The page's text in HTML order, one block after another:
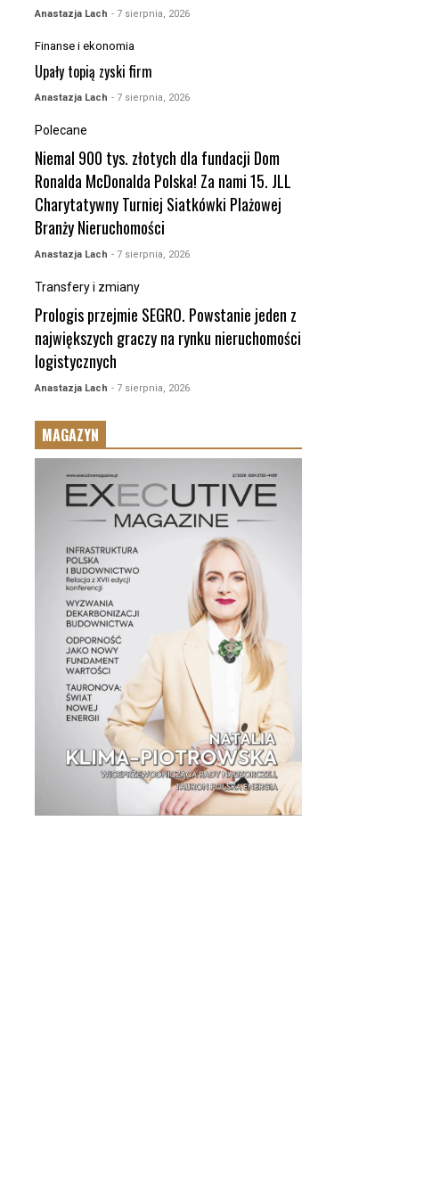
Anastazja Lach - 7 sierpnia, 2026
Finanse i ekonomia
Upały topią zyski firm
Anastazja Lach - 7 sierpnia, 2026
Polecane
Niemal 900 tys. złotych dla fundacji Dom
Ronalda McDonalda Polska! Za nami 15. JLL
Charytatywny Turniej Siatkówki Plażowej
Branży Nieruchomości
Anastazja Lach - 7 sierpnia, 2026
Transfery i zmiany
Prologis przejmie SEGRO. Powstanie jeden z
największych graczy na rynku nieruchomości
logistycznych
Anastazja Lach - 7 sierpnia, 2026
MAGAZYN